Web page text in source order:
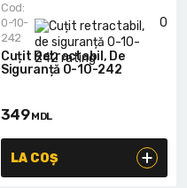
0
Cod:
0-10-
242
Cuțit Retractabil, De
Siguranță 0-10-242
349MDL
LA COȘ